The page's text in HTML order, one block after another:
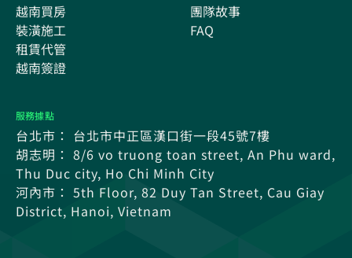
越南買房
裝潢施工
租賃代管
越南簽證
團隊故事
FAQ
服務據點
台北市： 台北市中正區漢口街一段45號7樓
胡志明： 8/6 vo truong toan street, An Phu ward,
Thu Duc city, Ho Chi Minh City
河內市： 5th Floor, 82 Duy Tan Street, Cau Giay
District, Hanoi, Vietnam